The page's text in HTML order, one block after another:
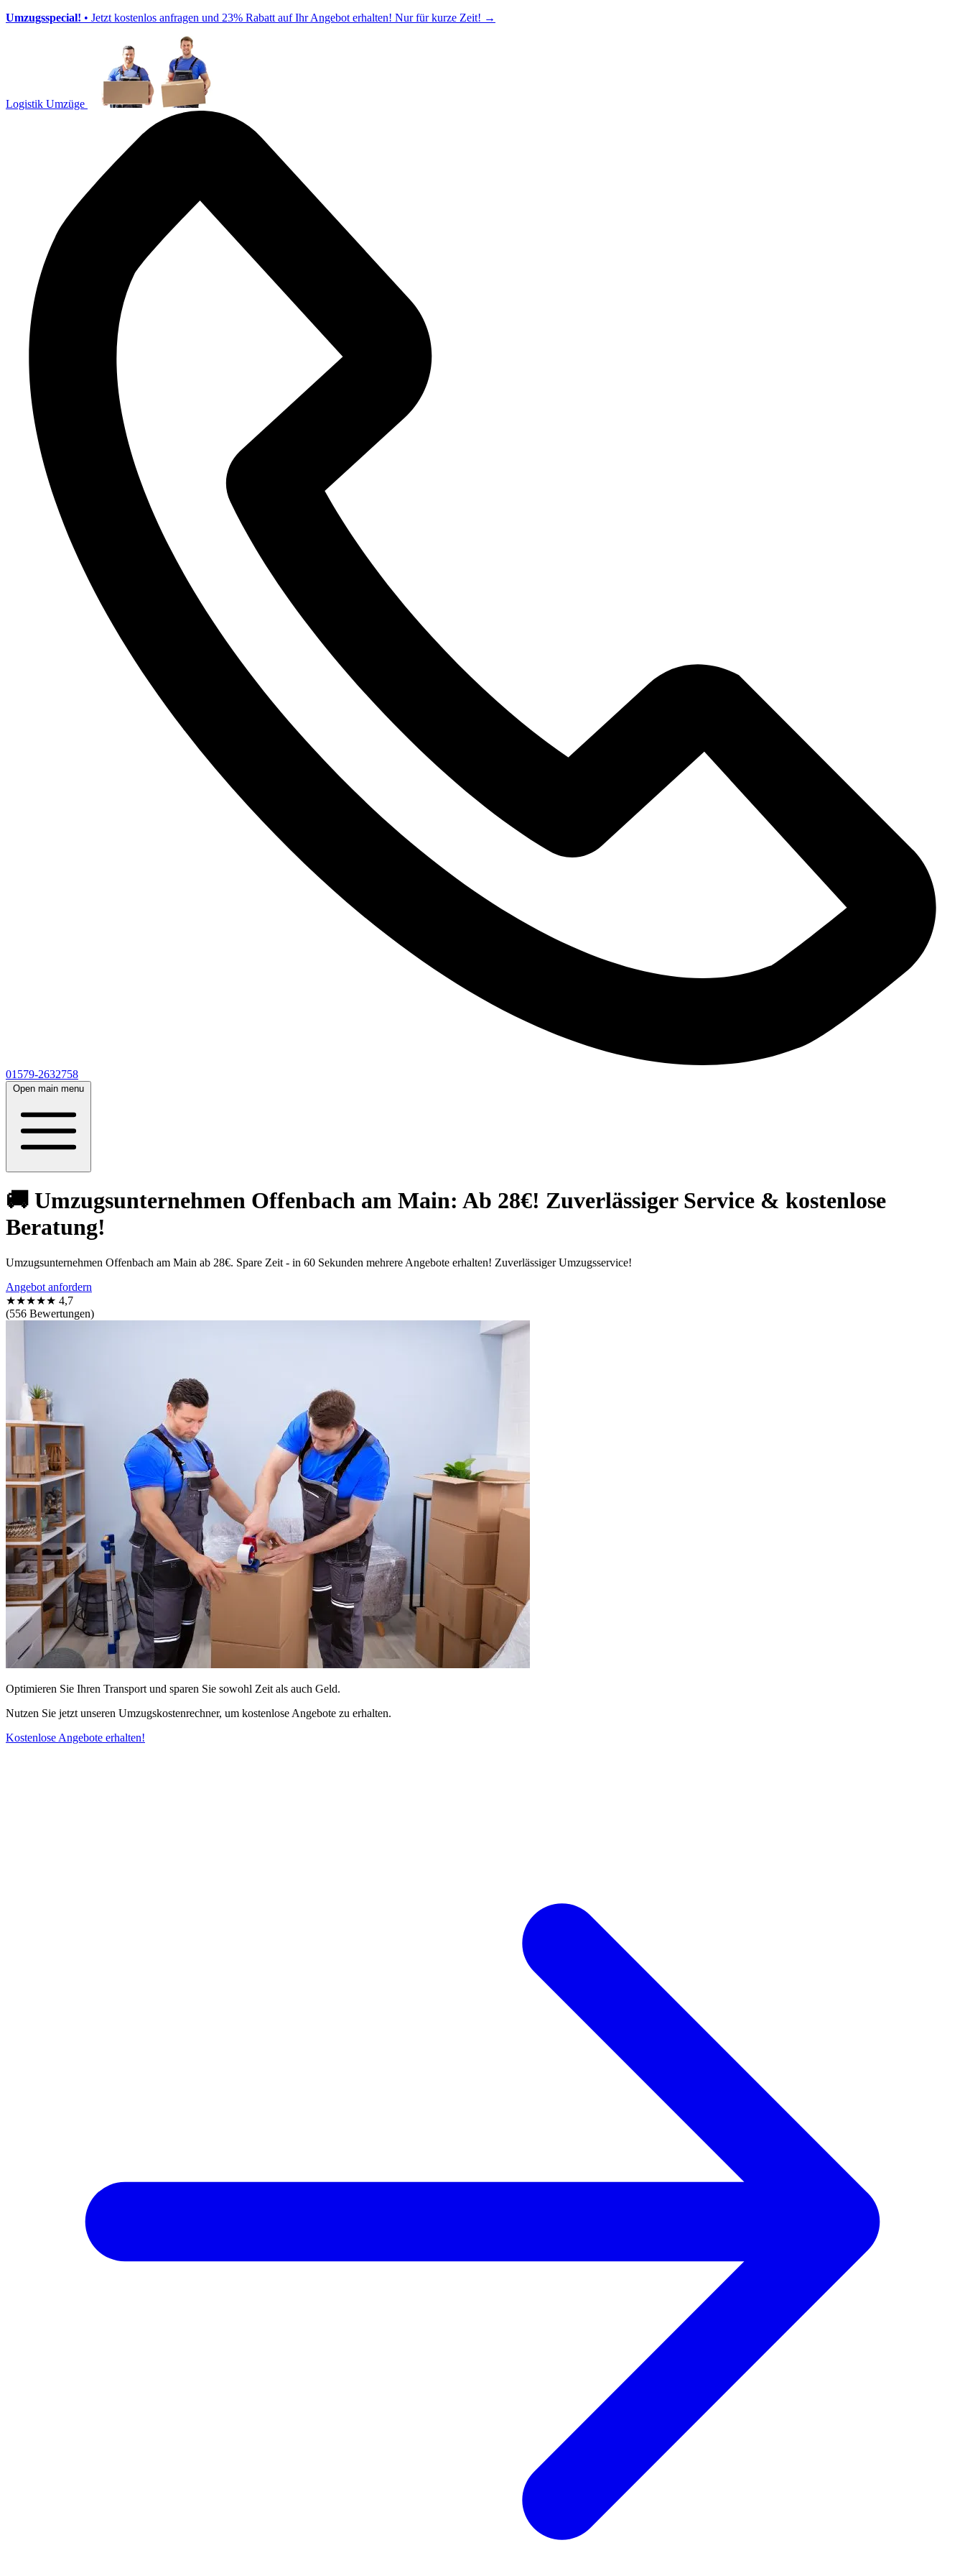
Umzugsspecial! • Jetzt kostenlos anfragen und 23% Rabatt auf Ihr Angebot erhalten! Nur für kurze Zeit! →
Logistik Umzüge
01579-2632758
Open main menu
🚚 Umzugsunternehmen Offenbach am Main: Ab 28€! Zuverlässiger Service & kostenlose
Beratung!
Umzugsunternehmen Offenbach am Main ab 28€. Spare Zeit - in 60 Sekunden mehrere Angebote erhalten! Zuverlässiger Umzugsservice!
Angebot anfordern
★★★★★ 4,7
(556 Bewertungen)
Optimieren Sie Ihren Transport und sparen Sie sowohl Zeit als auch Geld.
Nutzen Sie jetzt unseren Umzugskostenrechner, um kostenlose Angebote zu erhalten.
Kostenlose Angebote erhalten!